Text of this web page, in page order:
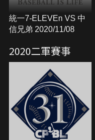
統一7-ELEVEn VS 中
信兄弟 2020/11/08
2020二軍賽事